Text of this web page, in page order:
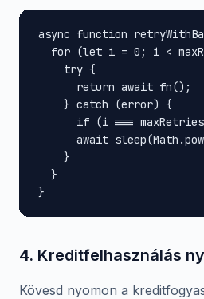
async function
for (let i = 0; i <
    try {
      return await fn();
    } catch (error) {
if (i ===
await
    }
  }
}
4. Kreditfelhasználás
Kövesd nyomon a